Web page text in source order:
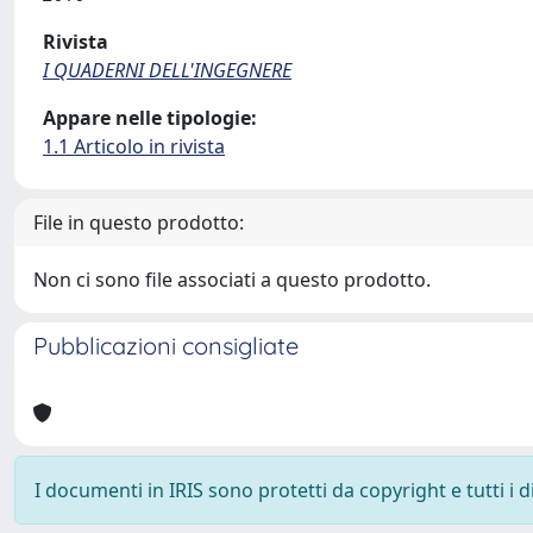
Rivista
I QUADERNI DELL'INGEGNERE
Appare nelle tipologie:
1.1 Articolo in rivista
File in questo prodotto:
Non ci sono file associati a questo prodotto.
Pubblicazioni consigliate
I documenti in IRIS sono protetti da copyright e tutti i